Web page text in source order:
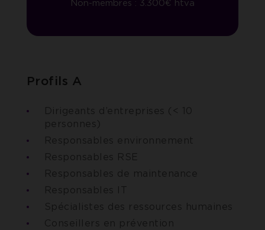
Non-membres : 3.300€ htva
Profils A
Dirigeants d’entreprises (< 10
personnes)
Responsables environnement
Responsables RSE
Responsables de maintenance
Responsables IT
Spécialistes des ressources humaines
Conseillers en prévention